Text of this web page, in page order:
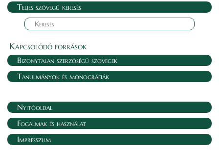
Teljes szövegű keresés
Kapcsolódó források
Bizonytalan szerzőségű szövegek
Tanulmányok és monográfiák
Nyitóoldal
Fogalmak és használat
Impresszum